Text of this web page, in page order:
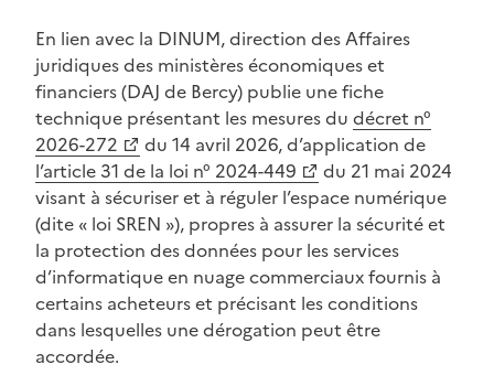
En lien avec la DINUM, direction des Affaires
juridiques des ministères économiques et
financiers (DAJ de Bercy) publie une fiche
technique présentant les mesures du
(Ouvre une nouvelle fenêtre)
décret n°
2026-272
du 14 avril 2026, d’application de
(Ouvre une nouvelle fenêtre)
l’article 31 de la loi n° 2024-449
du 21 mai 2024
visant à sécuriser et à réguler l’espace numérique
(dite « loi SREN »), propres à assurer la sécurité et
la protection des données pour les services
d’informatique en nuage commerciaux fournis à
certains acheteurs et précisant les conditions
dans lesquelles une dérogation peut être
accordée.